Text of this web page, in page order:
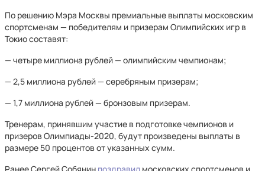
По решению Мэра Москвы премиальные выплаты московским
спортсменам — победителям и призерам Олимпийских игр в
Токио составят:
— четыре миллиона рублей — олимпийским чемпионам;
— 2,5 миллиона рублей — серебряным призерам;
— 1,7 миллиона рублей — бронзовым призерам.
Тренерам, принявшим участие в подготовке чемпионов и
призеров Олимпиады-2020, будут произведены выплаты в
размере 50 процентов от указанных сумм.